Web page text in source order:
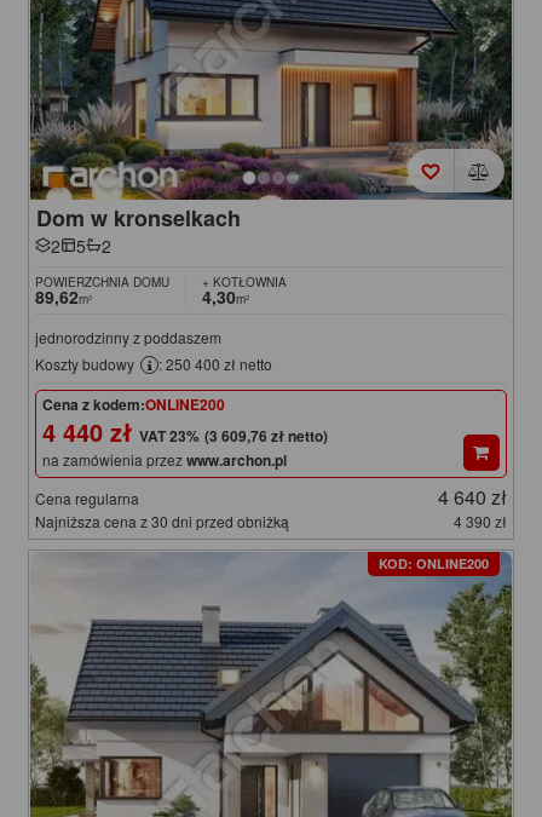
Dom w kronselkach
2 5 2
POWIERZCHNIA DOMU
89,62m²
+ KOTŁOWNIA
4,30m²
jednorodzinny z poddaszem
Koszty budowy
: 250 400 zł netto
Cena z kodem:ONLINE200
4 440 zł (3 609,76 zł netto)
na zamówienia przezwww.archon.pl
Cena regularna 4 640 zł
Najniższa cena z 30 dni przed obniżką 4 390 zł
KOD: ONLINE200